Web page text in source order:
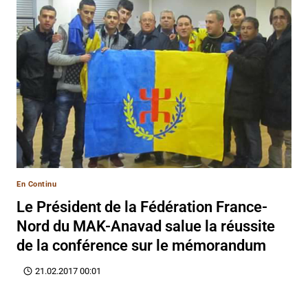
En Continu
Le Président de la Fédération France-
Nord du MAK-Anavad salue la réussite
de la conférence sur le mémorandum
21.02.2017 00:01